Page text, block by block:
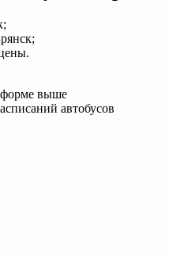
форме выше
автобусов